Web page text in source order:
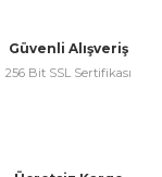
Güvenli Alışveriş
256 Bit SSL Sertifikası